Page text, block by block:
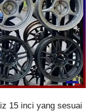
15 inci yang sesuai